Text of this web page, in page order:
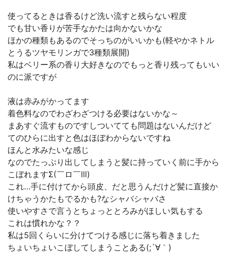
使ってるときは香るけど洗い流すと残らない程度
でも甘い香りが苦手なかたは向かないかな
ほかの種類もあるのでそっちのがいいかも(軽やかネトル
とうるツヤモリンガで3種類展開)
私はベリー系の香り大好きなのでもっと香り残ってもいい
のに派ですが
液は赤みがかってます
着色料なのでわざわざつける必要はないかな～
まあすぐ流すものですしついてても問題はないんだけど
てのひらに出すと色はほぼわからないですね
ほんと水みたいな感じ
なのでたっぷり出してしまうと髪に持っていく前に手から
こぼれますΣ(￣ロ￣lll)
これ…手に付けてから頭皮、だと思うんだけど髪に直接か
けちゃうかたもでるかも?なシャバシャバさ
使いやすさで言うとちょっととろみがほしい気もする
これは慣れかな？？
私は5回くらいに分けてつける感じに落ち着きました
ちょいちょいこぼしてしまうことある(;´∀｀)